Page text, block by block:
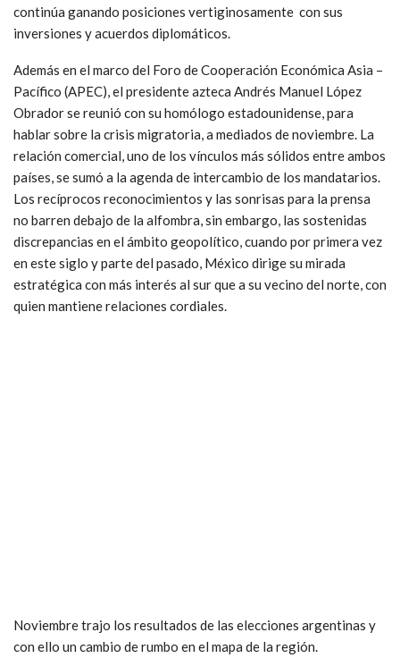
continúa ganando posiciones vertiginosamente con sus
inversiones y acuerdos diplomáticos.
Además en el marco del Foro de Cooperación Económica Asia –
Pacífico (APEC), el presidente azteca Andrés Manuel López
Obrador se reunió con su homólogo estadounidense, para
hablar sobre la crisis migratoria, a mediados de noviembre. La
relación comercial, uno de los vínculos más sólidos entre ambos
países, se sumó a la agenda de intercambio de los mandatarios.
Los recíprocos reconocimientos y las sonrisas para la prensa
no barren debajo de la alfombra, sin embargo, las sostenidas
discrepancias en el ámbito geopolítico, cuando por primera vez
en este siglo y parte del pasado, México dirige su mirada
estratégica con más interés al sur que a su vecino del norte, con
quien mantiene relaciones cordiales.
Noviembre trajo los resultados de las elecciones argentinas y
con ello un cambio de rumbo en el mapa de la región.